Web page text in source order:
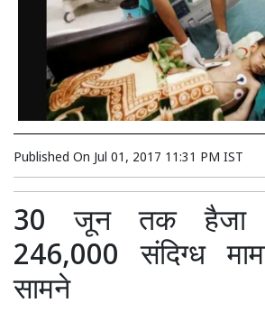
Published On Jul 01, 2017 11:31 PM IST
30 जून तक हैजा
246,000 संदिग्ध
सामने